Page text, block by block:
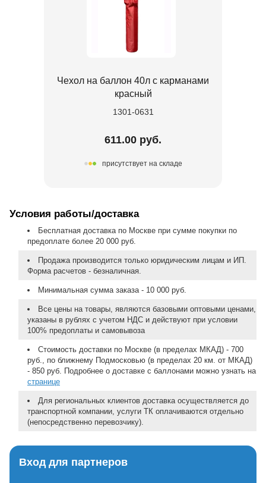
Чехол на баллон 40л с карманами
красный
1301-0631
611.00 руб.
присутствует на складе
Условия работы/доставка
Бесплатная доставка по Москве при сумме покупки по
предоплате более 20 000 руб.
Продажа производится только юридическим лицам и ИП.
Форма расчетов - безналичная.
Минимальная сумма заказа - 10 000 руб.
Все цены на товары, являются базовыми оптовыми ценами,
указаны в рублях с учетом НДС и действуют при условии
100% предоплаты и самовывоза
Стоимость доставки по Москве (в пределах МКАД) - 700
руб., по ближнему Подмосковью (в пределах 20 км. от МКАД)
- 850 руб. Подробнее о доставке с баллонами можно узнать на
странице
Для региональных клиентов доставка осуществляется до
транспортной компании, услуги ТК оплачиваются отдельно
(непосредственно перевозчику).
Вход для партнеров